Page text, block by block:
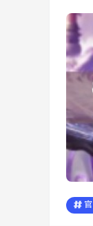
小动...